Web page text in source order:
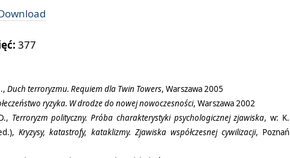
377
Duch terroryzmu. Requiem dla Twin Towers, Warszawa 2005
ryzyka. W drodze do nowej nowoczesności, Warszawa 2002
Terroryzm polityczny. Próba charakterystyki psychologicznej zjawiska, w: K.
Kryzysy, katastrofy, kataklizmy. Zjawiska współczesnej cywilizacji, Poznań